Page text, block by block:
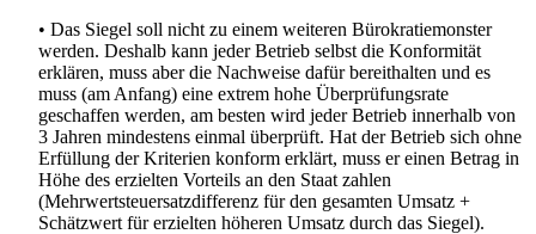
• Das Siegel soll nicht zu einem weiteren Bürokratiemonster
werden. Deshalb kann jeder Betrieb selbst die Konformität
erklären, muss aber die Nachweise dafür bereithalten und es
muss (am Anfang) eine extrem hohe Überprüfungsrate
geschaffen werden, am besten wird jeder Betrieb innerhalb von
3 Jahren mindestens einmal überprüft. Hat der Betrieb sich ohne
Erfüllung der Kriterien konform erklärt, muss er einen Betrag in
Höhe des erzielten Vorteils an den Staat zahlen
(Mehrwertsteuersatzdifferenz für den gesamten Umsatz +
Schätzwert für erzielten höheren Umsatz durch das Siegel).